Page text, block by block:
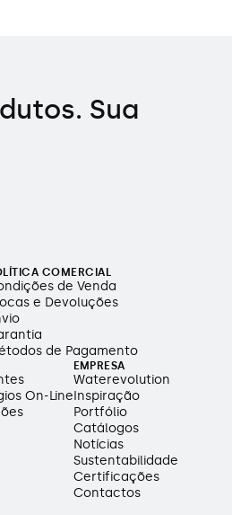
Sua
COMERCIAL
de Venda
e Devoluções
de Pagamento
On-Line
EMPRESA
Waterevolution
Inspiração
Portfólio
Catálogos
Notícias
Sustentabilidade
Certificações
Contactos